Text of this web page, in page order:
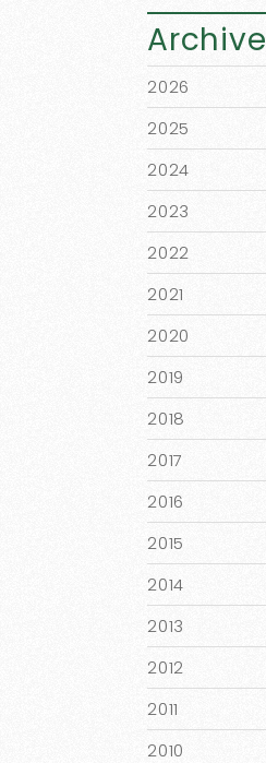
Archive
2026
2025
2024
2023
2022
2021
2020
2019
2018
2017
2016
2015
2014
2013
2012
2011
2010